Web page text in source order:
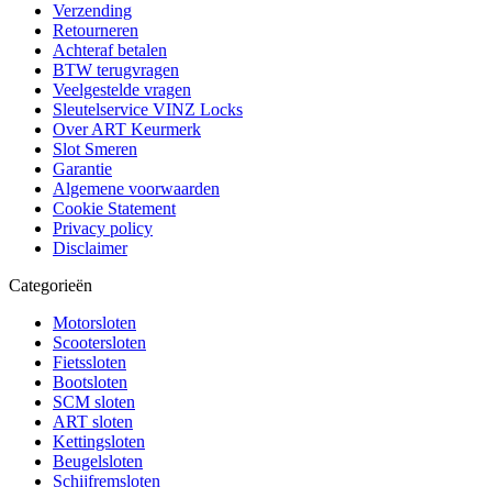
Verzending
Retourneren
Achteraf betalen
BTW terugvragen
Veelgestelde vragen
Sleutelservice VINZ Locks
Over ART Keurmerk
Slot Smeren
Garantie
Algemene voorwaarden
Cookie Statement
Privacy policy
Disclaimer
Categorieën
Motorsloten
Scootersloten
Fietssloten
Bootsloten
SCM sloten
ART sloten
Kettingsloten
Beugelsloten
Schijfremsloten